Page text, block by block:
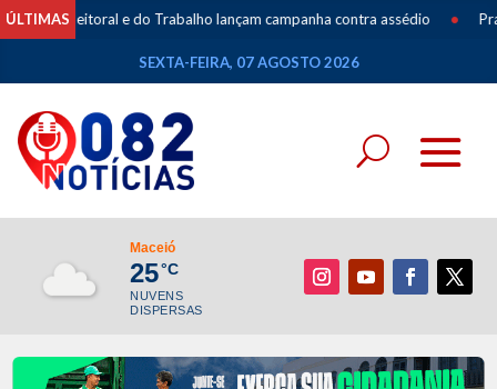
ÚLTIMASe do Trabalho lançam campanha contra assédio • Praça Lyons
SEXTA-FEIRA, 07 AGOSTO 2026
Maceió
25°C
NUVENS
DISPERSAS